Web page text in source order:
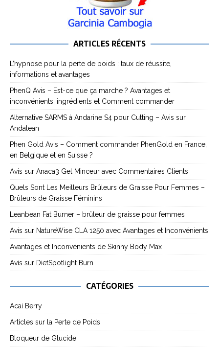
ARTICLES RÉCENTS
L’hypnose pour la perte de poids : taux de réussite,
informations et avantages
PhenQ Avis – Est-ce que ça marche ? Avantages et
inconvénients, ingrédients et Comment commander
Alternative SARMS à Andarine S4 pour Cutting – Avis sur
Andalean
Phen Gold Avis – Comment commander PhenGold en France,
en Belgique et en Suisse ?
Avis sur Anaca3 Gel Minceur avec Commentaires Clients
Quels Sont Les Meilleurs Brûleurs de Graisse Pour Femmes –
Brûleurs de Graisse Féminins
Leanbean Fat Burner – brûleur de graisse pour femmes
Avis sur NatureWise CLA 1250 avec Avantages et Inconvénients
Avantages et Inconvénients de Skinny Body Max
Avis sur DietSpotlight Burn
CATÉGORIES
Acai Berry
Articles sur la Perte de Poids
Bloqueur de Glucide